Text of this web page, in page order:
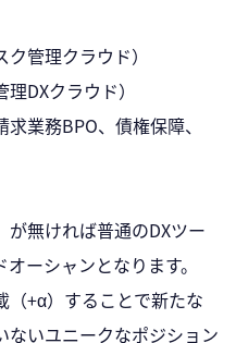
管理クラウド）
DXクラウド）
業務BPO、債権保障、
無ければ普通のDXツー
ーシャンとなります。
（+α）することで新たな
いユニークなポジション